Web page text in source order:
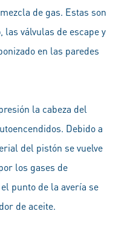
de gas. Estas son
las válvulas de escape y
en las paredes
la cabeza del
Debido a
del pistón se vuelve
los gases de
punto de la avería se
de aceite.